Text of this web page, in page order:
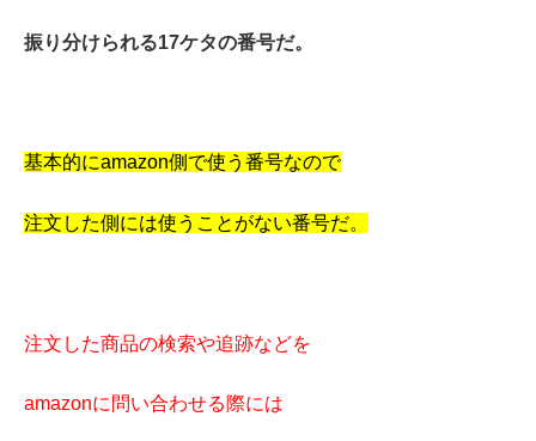
振り分けられる17ケタの番号だ。
基本的にamazon側で使う番号なので
注文した側には使うことがない番号だ。
注文した商品の検索や追跡などを
amazonに問い合わせる際には